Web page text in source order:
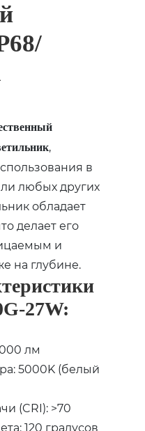
,
в
любых других
обладает
делает его
и
на глубине.
27W:
лм
5000K (белый
(CRI): >70
120 градусов